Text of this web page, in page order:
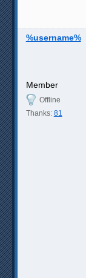
%username%
Member
Offline
Thanks: 81